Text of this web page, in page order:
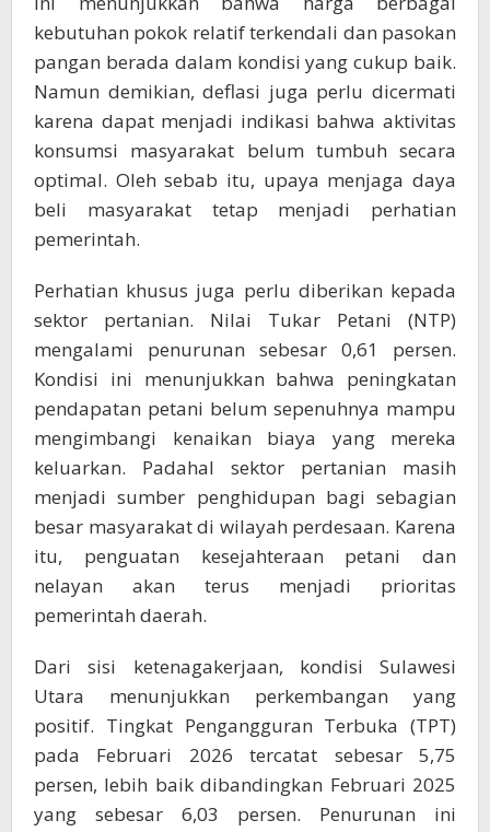
kebutuhan pokok relatif terkendali dan pasokan
pangan berada dalam kondisi yang cukup baik.
Namun demikian, deflasi juga perlu dicermati
karena dapat menjadi indikasi bahwa aktivitas
konsumsi masyarakat belum tumbuh secara
optimal. Oleh sebab itu, upaya menjaga daya
beli masyarakat tetap menjadi perhatian
pemerintah.
Perhatian khusus juga perlu diberikan kepada
sektor pertanian. Nilai Tukar Petani (NTP)
mengalami penurunan sebesar 0,61 persen.
Kondisi ini menunjukkan bahwa peningkatan
pendapatan petani belum sepenuhnya mampu
mengimbangi kenaikan biaya yang mereka
keluarkan. Padahal sektor pertanian masih
menjadi sumber penghidupan bagi sebagian
besar masyarakat di wilayah perdesaan. Karena
itu, penguatan kesejahteraan petani dan
nelayan akan terus menjadi prioritas
pemerintah daerah.
Dari sisi ketenagakerjaan, kondisi Sulawesi
Utara menunjukkan perkembangan yang
positif. Tingkat Pengangguran Terbuka (TPT)
pada Februari 2026 tercatat sebesar 5,75
persen, lebih baik dibandingkan Februari 2025
yang sebesar 6,03 persen. Penurunan ini